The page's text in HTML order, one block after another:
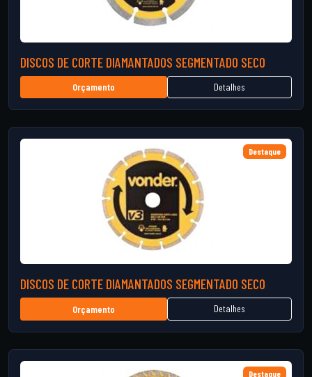
DISCOS DE CORTE DIAMANTADOS SEGMENTADO SECO
Orçamento Detalhes
Destaque
DISCOS DE CORTE DIAMANTADOS SEGMENTADO SECO
Orçamento Detalhes
Destaque